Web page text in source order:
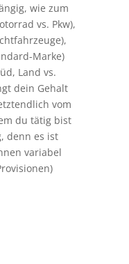
wie zum
vs. Pkw),
Marke)
Land vs.
dein Gehalt
vom
du tätig bist
denn es ist
variabel